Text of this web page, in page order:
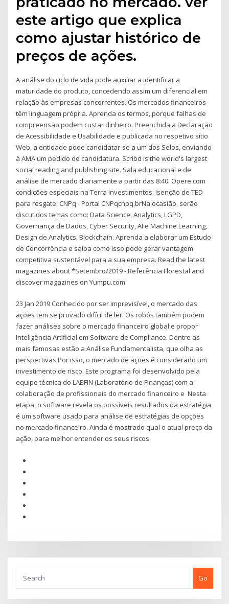
este artigo que explica
como ajustar histórico de
preços de ações.
A análise do ciclo de vida pode auxiliar a identificar a
maturidade do produto, concedendo assim um diferencial em
relação às empresas concorrentes. Os mercados financeiros
têm linguagem própria. Aprenda os termos, porque falhas de
compreensão podem custar dinheiro. Preenchida a Declaração
de Acessibilidade e Usabilidade e publicada no respetivo sítio
Web, a entidade pode candidatar-se a um dos Selos, enviando
à AMA um pedido de candidatura. Scribd is the world's largest
social reading and publishing site. Sala educacional e de
análise de mercado diariamente a partir das 8:40. Opere com
condições especiais na Terra Investimentos: Isenção de TED
para resgate. CNPq - Portal CNPqcnpq.brNa ocasião, serão
discutidos temas como: Data Science, Analytics, LGPD,
Governança de Dados, Cyber Security, AI e Machine Learning,
Design de Analytics, Blockchain. Aprenda a elaborar um Estudo
de Concorrência e saiba como isso pode gerar vantagem
competitiva sustentável para a sua empresa. Read the latest
magazines about *Setembro/2019 - Referência Florestal and
discover magazines on Yumpu.com
23 Jan 2019 Conhecido por ser imprevisível, o mercado das
ações tem se provado difícil de ler. Os robôs também podem
fazer análises sobre o mercado financeiro global e propor
Inteligência Artificial em Software de Compliance. Dentre as
mais famosas estão a Análise Fundamentalista, que olha as
perspectivas Por isso, o mercado de ações é considerado um
investimento de risco. Este programa foi desenvolvido pela
equipe técnica do LABFIN (Laboratório de Finanças) com a
colaboração de profissionais do mercado financeiro e Nesta
etapa, o software revela os possíveis resultados da estratégia
é um software usado para análise de estratégias de opções
no mercado financeiro. Ainda é mostrado qual o atual preço da
ação, para melhor entender os seus riscos.
Go